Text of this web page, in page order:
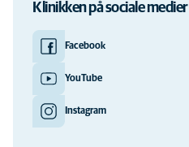
Klinikken på sociale medier
Facebook
YouTube
Instagram